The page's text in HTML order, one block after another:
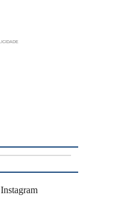
Instagram